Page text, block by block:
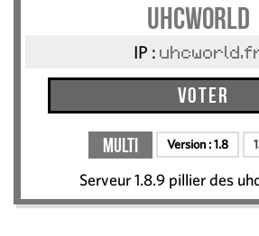
UHCWorld
IP :
Voter
Multi Version :1.8
Serveur 1.8.9 pillier des